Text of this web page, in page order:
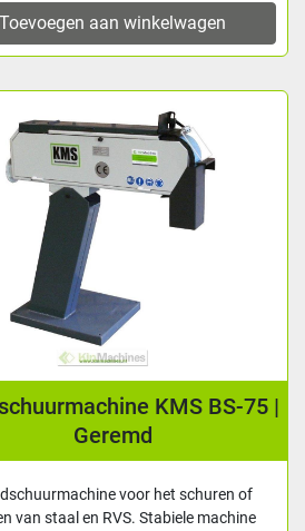
Toevoegen aan winkelwagen
KMS BS-75 |
Geremd
voor het schuren of
van staal en RVS. Stabiele machine